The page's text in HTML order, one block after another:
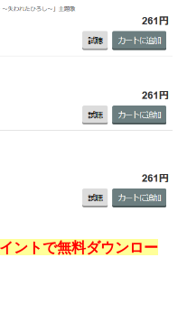
ントで無料ダウンロー